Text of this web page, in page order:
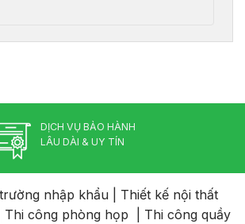
DỊCH VỤ BẢO HÀNH
LÂU DÀI & UY TÍN
nhập khẩu
Thiết kế nội thất
Thi công phòng họp
Thi công quầy